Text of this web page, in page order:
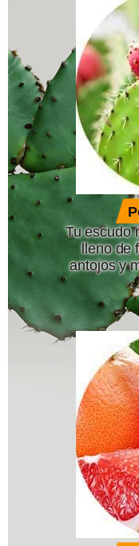
Tu escudo
lleno de
antojos y